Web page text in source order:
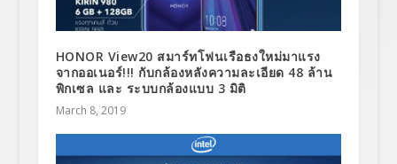
HONOR View20 สมาร์ทโฟนเรือธงใหม่มาแรง
จากออเนอร์!!! กับกล้องหลังความละเอียด 48 ล้าน
พิกเซล และ ระบบกล้องแบบ 3 มิติ
March 8, 2019